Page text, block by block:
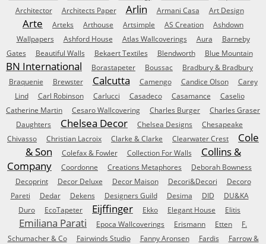
Architector
Architects Paper Arlin Armani Casa Art Design
Arte Arteks Arthouse Artsimple AS Creation
Ashdown
Wallpapers
Ashford House Atlas Wallcoverings Aura
Barneby
Gates
Beautiful Walls Bekaert Textiles Blendworth Blue Mountain
BN International Borastapeter Boussac
Bradbury & Bradbury
Braquenie
Brewster Calcutta Camengo Candice Olson
Carey
Lind
Carl Robinson Carlucci Casadeco Casamance
Caselio
Catherine Martin
Cesaro Wallcovering Charles Burger
Charles Graser
Daughters
Chelsea Decor Chelsea Designs
Chesapeake
Chivasso
Christian Lacroix Clarke & Clarke Clearwater Crest
Cole
& Son
Colefax & Fowler Collection For Walls
Collins &
Company
Coordonne Creations Metaphores
Deborah Bowness
Decoprint
Decor Deluxe Decor Maison Decori&Decori
Decoro
Pareti
Dedar Dekens Designers Guild Desima DID
DU&KA
Duro
EcoTapeter Eijffinger Ekko Elegant House Elitis
Emiliana Parati Epoca Wallcoverings Erismann Etten
F.
Schumacher & Co
Fairwinds Studio Fanny Aronsen Fardis
Farrow &